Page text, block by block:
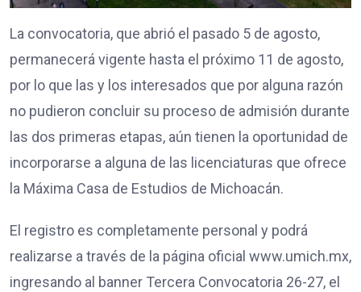
La convocatoria, que abrió el pasado 5 de agosto,
permanecerá vigente hasta el próximo 11 de agosto,
por lo que las y los interesados que por alguna razón
no pudieron concluir su proceso de admisión durante
las dos primeras etapas, aún tienen la oportunidad de
incorporarse a alguna de las licenciaturas que ofrece
la Máxima Casa de Estudios de Michoacán.
El registro es completamente personal y podrá
realizarse a través de la página oficial www.umich.mx,
ingresando al banner Tercera Convocatoria 26-27, el